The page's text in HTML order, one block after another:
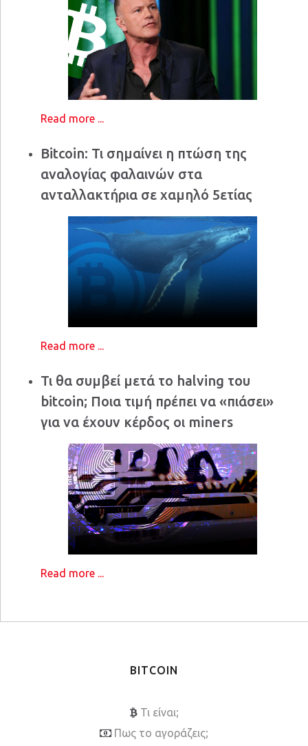
Read more ...
Bitcoin: Τι σημαίνει η πτώση της
αναλογίας φαλαινών στα
ανταλλακτήρια σε χαμηλό 5ετίας
Read more ...
Τι θα συμβεί μετά το halving του
bitcoin; Ποια τιμή πρέπει να «πιάσει»
για να έχουν κέρδος οι miners
Read more ...
BITCOIN
Τι είναι;
Πως το αγοράζεις;